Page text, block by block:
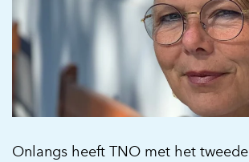
Onlangs heeft TNO met het tweede